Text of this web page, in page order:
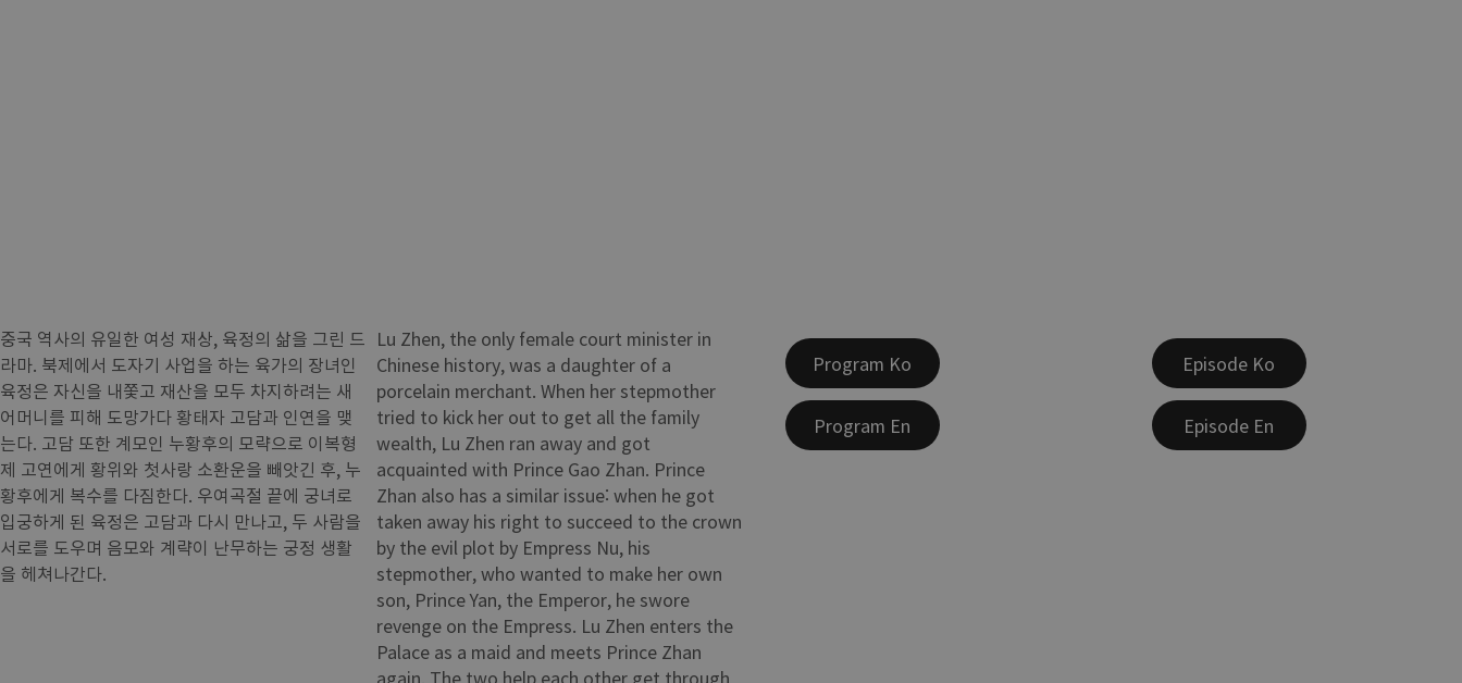
중국 역사의 유일한 여성 재상, 육정의 삶을 그린 드
라마. 북제에서 도자기 사업을 하는 육가의 장녀인
육정은 자신을 내쫓고 재산을 모두 차지하려는 새
어머니를 피해 도망가다 황태자 고담과 인연을 맺
는다. 고담 또한 계모인 누황후의 모략으로 이복형
제 고연에게 황위와 첫사랑 소환운을 빼앗긴 후, 누
황후에게 복수를 다짐한다. 우여곡절 끝에 궁녀로
입궁하게 된 육정은 고담과 다시 만나고, 두 사람을
서로를 도우며 음모와 계략이 난무하는 궁정 생활
을 헤쳐나간다.
Lu Zhen, the only female court minister in
Chinese history, was a daughter of a
porcelain merchant. When her stepmother
tried to kick her out to get all the family
wealth, Lu Zhen ran away and got
acquainted with Prince Gao Zhan. Prince
Zhan also has a similar issue: when he got
taken away his right to succeed to the crown
by the evil plot by Empress Nu, his
stepmother, who wanted to make her own
son, Prince Yan, the Emperor, he swore
revenge on the Empress. Lu Zhen enters the
Palace as a maid and meets Prince Zhan
again. The two help each other get through
Program Ko
Program En
Episode Ko
Episode En